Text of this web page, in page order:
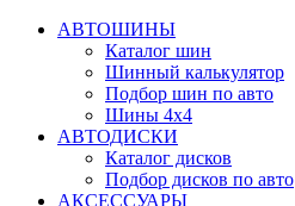
АВТОШИНЫ
Каталог шин
Шинный калькулятор
Подбор шин по авто
Шины 4x4
АВТОДИСКИ
Каталог дисков
Подбор дисков по авто
АКСЕССУАРЫ